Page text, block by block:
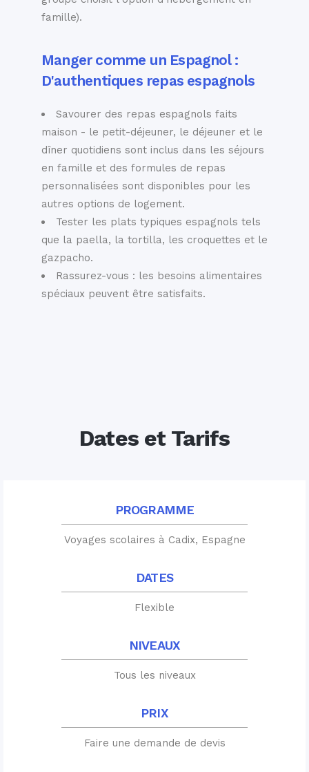
famille).
Manger comme un Espagnol :
D'authentiques repas espagnols
Savourer des repas espagnols faits
maison - le petit-déjeuner, le déjeuner et le
dîner quotidiens sont inclus dans les séjours
en famille et des formules de repas
personnalisées sont disponibles pour les
autres options de logement.
Tester les plats typiques espagnols tels
que la paella, la tortilla, les croquettes et le
gazpacho.
Rassurez-vous : les besoins alimentaires
spéciaux peuvent être satisfaits.
Dates et Tarifs
PROGRAMME
Voyages scolaires à Cadix, Espagne
DATES
Flexible
NIVEAUX
Tous les niveaux
PRIX
Faire une demande de devis